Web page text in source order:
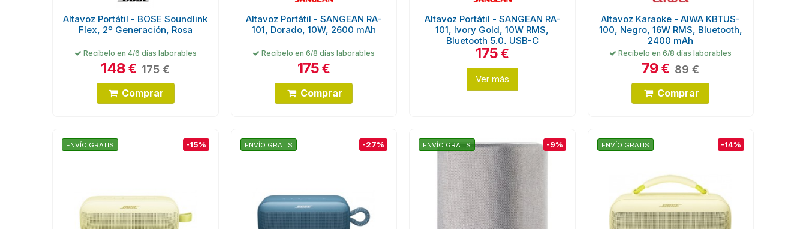
Altavoz Portátil - BOSE Soundlink
Flex, 2º Generación, Rosa
Recíbelo en 4/6 días laborables
148€175 €
Comprar
Altavoz Portátil - SANGEAN RA-
101, Dorado, 10W, 2600 mAh
Recíbelo en 6/8 días laborables
175 €
Comprar
Altavoz Portátil - SANGEAN RA-
101, Ivory Gold, 10W RMS,
Bluetooth 5.0, USB-C
175€
Ver más
Altavoz Karaoke - AIWA KBTUS-
100, Negro, 16W RMS, Bluetooth,
2400 mAh
Recíbelo en 6/8 días laborables
79 € 89 €
Comprar
ENVÍO GRATIS -15% ENVÍO GRATIS -27% ENVÍO GRATIS -9% ENVÍO GRATIS -14%